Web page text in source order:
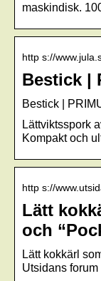
maskindisk.
http s://
Bestick |
Bestick |
Lättviktsspork
Kompakt och
http s://
Lätt
och
Lätt kokkärl
Utsidans forum